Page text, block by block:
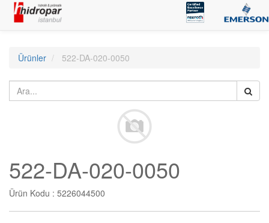
Ürünler 522-DA-020-0050
522-DA-020-0050
Ürün Kodu : 5226044500